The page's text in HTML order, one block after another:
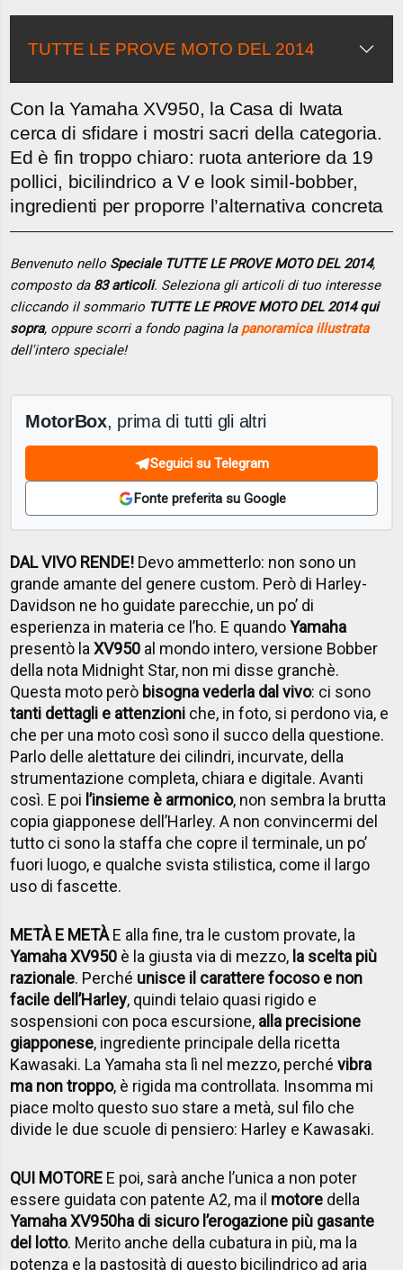
TUTTE LE PROVE MOTO DEL 2014
Con la Yamaha XV950, la Casa di Iwata
cerca di sfidare i mostri sacri della categoria.
Ed è fin troppo chiaro: ruota anteriore da 19
pollici, bicilindrico a V e look simil-bobber,
ingredienti per proporre l’alternativa concreta
Benvenuto nello Speciale TUTTE LE PROVE MOTO DEL 2014,
composto da 83 articoli. Seleziona gli articoli di tuo interesse
cliccando il sommario TUTTE LE PROVE MOTO DEL 2014 qui
sopra, oppure scorri a fondo pagina la panoramica illustrata
dell'intero speciale!
MotorBox, prima di tutti gli altri
Seguici su Telegram
Fonte preferita su Google
DAL VIVO RENDE! Devo ammetterlo: non sono un
grande amante del genere custom. Però di Harley-
Davidson ne ho guidate parecchie, un po’ di
esperienza in materia ce l’ho. E quandoYamaha
presentò laXV950 al mondo intero, versione Bobber
della nota Midnight Star, non mi disse granchè.
Questa moto però bisogna vederla dal vivo: ci sono
tanti dettagli e attenzioni che, in foto, si perdono via, e
che per una moto così sono il succo della questione.
Parlo delle alettature dei cilindri, incurvate, della
strumentazione completa, chiara e digitale. Avanti
così. E poi l’insieme è armonico, non sembra la brutta
copia giapponese dell’Harley. A non convincermi del
tutto ci sono la staffa che copre il terminale, un po’
fuori luogo, e qualche svista stilistica, come il largo
uso di fascette.
METÀ E METÀE alla fine, tra le custom provate, la
Yamaha XV950 è la giusta via di mezzo, la scelta più
razionale. Perché unisce il carattere focoso e non
facile dell’Harley, quindi telaio quasi rigido e
sospensioni con poca escursione, alla precisione
giapponese, ingrediente principale della ricetta
Kawasaki. La Yamaha sta lì nel mezzo, perchévibra
ma non troppo, è rigida ma controllata. Insomma mi
piace molto questo suo stare a metà, sul filo che
divide le due scuole di pensiero: Harley e Kawasaki.
QUI MOTORE E poi, sarà anche l’unica a non poter
essere guidata con patente A2, ma il motore della
Yamaha XV950ha di sicuro l’erogazione più gasante
del lotto. Merito anche della cubatura in più, ma la
potenza e la pastosità di questo bicilindrico ad aria